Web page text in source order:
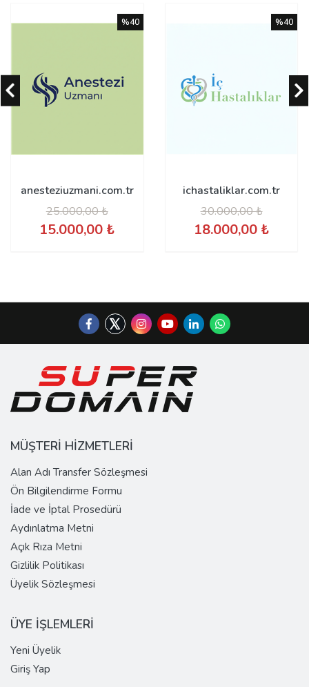
anesteziuzmani.com.tr
25.000,00 ₺
15.000,00 ₺
%40
ichastaliklar.com.tr
30.000,00 ₺
18.000,00 ₺
%40
MÜŞTERİ HİZMETLERİ
Alan Adı Transfer Sözleşmesi
Ön Bilgilendirme Formu
İade ve İptal Prosedürü
Aydınlatma Metni
Açık Rıza Metni
Gizlilik Politikası
Üyelik Sözleşmesi
ÜYE İŞLEMLERİ
Yeni Üyelik
Giriş Yap